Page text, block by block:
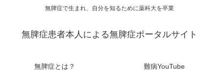
無脾症で生まれ、自分を知るために薬科大を卒業
無脾症患者本人による無脾症ポータルサイト
無脾症とは？ 難病YouTube